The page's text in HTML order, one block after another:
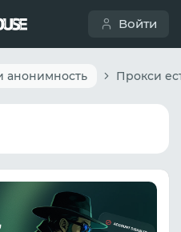
Войти
анонимность